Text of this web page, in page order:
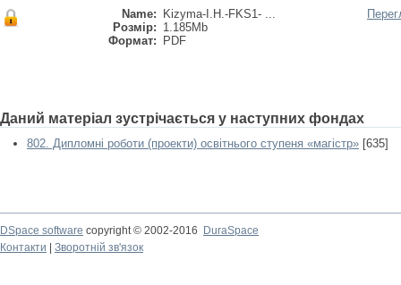
Name:
Kizyma-I.H.-FKS1- ...
Розмір: 1.185Mb
Формат:
PDF
Даний матеріал зустрічається у наступних фондах
802. Дипломні роботи (проекти) освітнього ступеня «магістр» [635]
DSpace software copyright © 2002-2016
DuraSpace
Контакти
Зворотній зв'язок